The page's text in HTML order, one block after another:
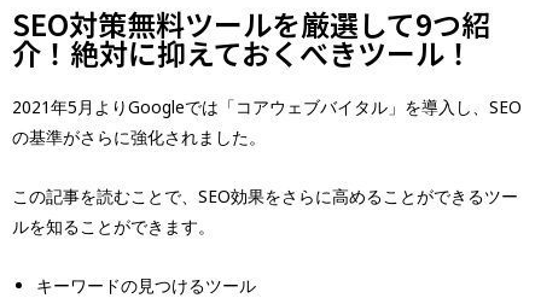
SEO対策無料ツールを厳選して9つ紹
介！絶対に抑えておくべきツール！
2021年5月よりGoogleでは「コアウェブバイタル」を導入し、SEO
の基準がさらに強化されました。
この記事を読むことで、SEO効果をさらに高めることができるツー
ルを知ることができます。
キーワードの見つけるツール